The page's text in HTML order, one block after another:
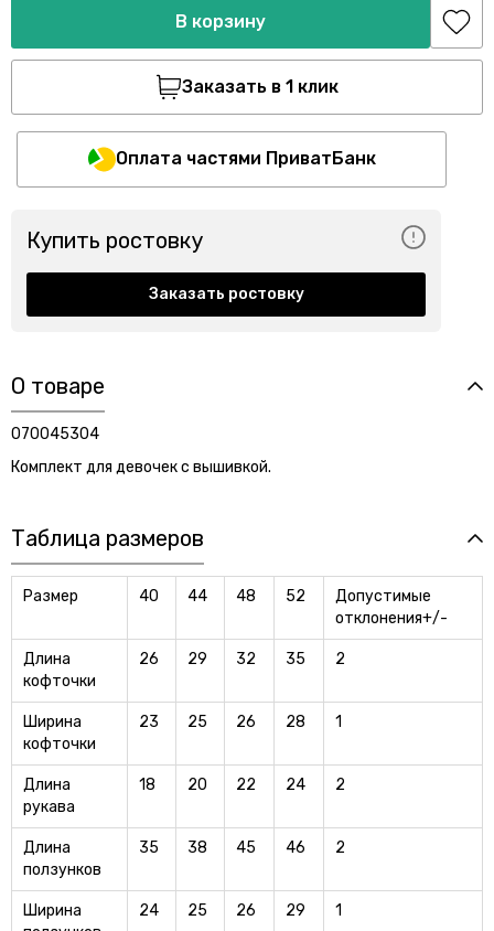
В корзину
Заказать в 1 клик
Оплата частями ПриватБанк
Купить ростовку
Заказать ростовку
О товаре
070045304
Комплект для девочек с вышивкой.
Таблица размеров
Размер 40 44 48 52
Допустимые
отклонения+/-
Длина
кофточки
26 29 32 35 2
Ширина
кофточки
23 25 26 28 1
Длина
рукава
18 20 22 24 2
Длина
ползунков
35 38 45 46 2
Ширина
24 25 26 29 1